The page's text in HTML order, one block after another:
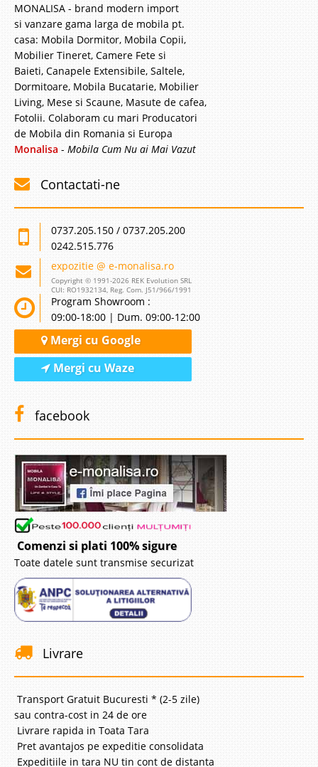
MONALISA - brand modern import
si vanzare gama larga de mobila pt.
casa: Mobila Dormitor, Mobila Copii,
Mobilier Tineret, Camere Fete si
Baieti, Canapele Extensibile, Saltele,
Dormitoare, Mobila Bucatarie, Mobilier
Living, Mese si Scaune, Masute de cafea,
Fotolii. Colaboram cu mari Producatori
de Mobila din Romania si Europa
Monalisa - Mobila Cum Nu ai Mai Vazut
Contactati-ne
0737.205.150 / 0737.205.200
0242.515.776
expozitie @ e-monalisa.ro
Copyright © 1991-2026 REK Evolution SRL
CUI: RO1932134, Reg. Com. J51/966/1991
Program Showroom :
09:00-18:00 | Dum. 09:00-12:00
Mergi cu Google
Mergi cu Waze
facebook
Comenzi si plati 100% sigure
Toate datele sunt transmise securizat
Livrare
Transport Gratuit Bucuresti * (2-5 zile)
sau contra-cost in 24 de ore
Livrare rapida in Toata Tara
Pret avantajos pe expeditie consolidata
Expeditiile in tara NU tin cont de distanta